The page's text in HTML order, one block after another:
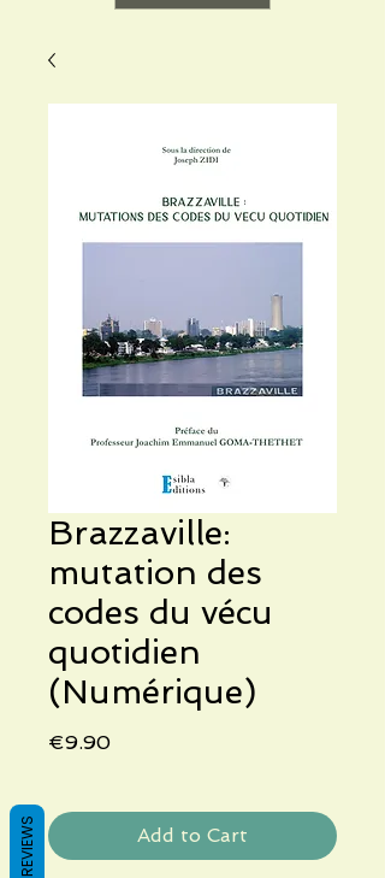
Brazzaville:
mutation des
codes du vécu
quotidien
(Numérique)
€9.90Price
Add to Cart
REVIEWS